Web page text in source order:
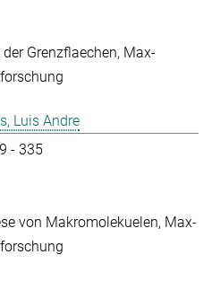
Grenzflaechen Max-
Luis Andre
- 335
von Makromolekuelen Max-